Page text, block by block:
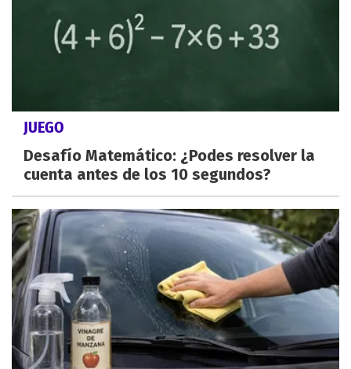
JUEGO
Desafío Matemático: ¿Podes resolver la
cuenta antes de los 10 segundos?